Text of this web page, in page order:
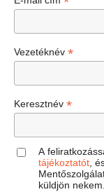
Vezetéknév *
Keresztnév *
A
tájékoztatót,
küldjön nekem.